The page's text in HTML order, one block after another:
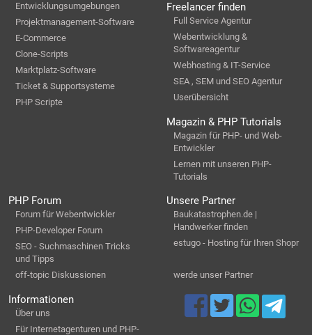
Entwicklungsumgebungen
Projektmanagement-Software
E-Commerce
Clone-Scripts
Marktplatz-Software
Ticket & Supportsysteme
PHP Scripte
Freelancer finden
Full Service Agentur
Webentwicklung &
Softwareagentur
Webhosting & IT-Service
SEA , SEM und SEO Agentur
Userübersicht
Magazin & PHP Tutorials
Magazin für PHP- und Web-
Entwickler
Lernen mit unseren PHP-
Tutorials
PHP Forum
Forum für Webentwickler
PHP-Developer Forum
SEO - Suchmaschinen Tricks
und Tipps
off-topic Diskussionen
Unsere Partner
Baukatastrophen.de |
Handwerker finden
estugo - Hosting für Ihren Shopr
werde unser Partner
Informationen
Über uns
Für Internetagenturen und PHP-